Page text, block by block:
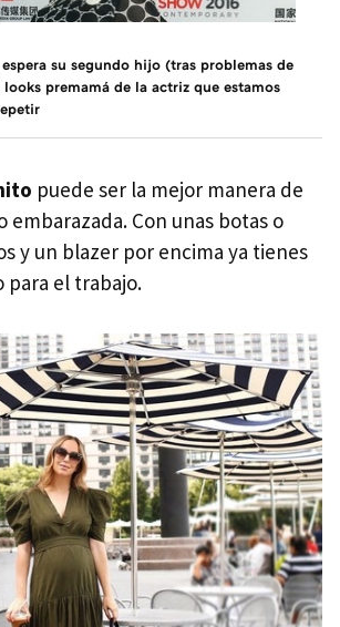
su segundo hijo (tras problemas de
looks premamá de la actriz que estamos
puede ser la mejor manera de
Con unas botas o
y un blazer por encima ya tienes
el trabajo.